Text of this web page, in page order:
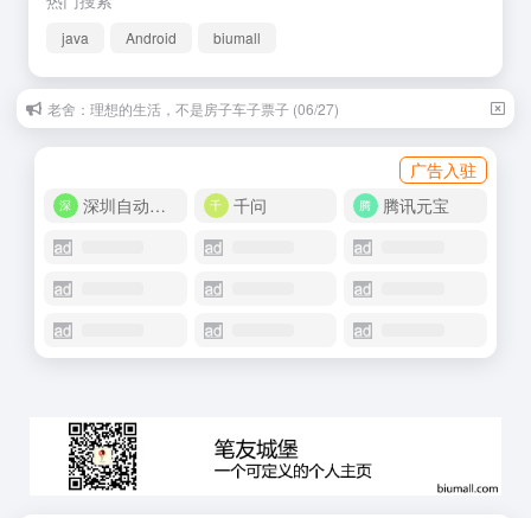
java Android biumall
老舍：理想的生活，不是房子车子票子 (06/27)
广告入驻
深圳自动化商城
千问 腾讯元宝